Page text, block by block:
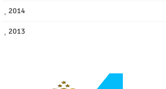
2014
2013